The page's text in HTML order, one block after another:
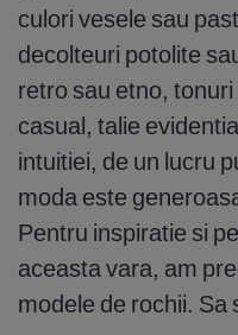
culori vesele sau
decolteuri potolite
retro sau etno,
casual, talie
intuitiei, de un lucru
moda este
Pentru inspiratie si
aceasta vara, am
modele de rochii. Sa